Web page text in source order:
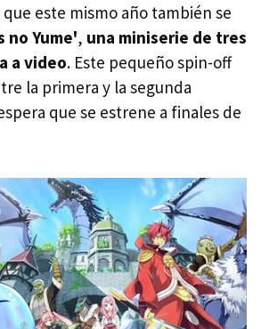
que este mismo año también se
no Yume', una miniserie de tres
a video. Este pequeño spin-off
la primera y la segunda
que se estrene a finales de